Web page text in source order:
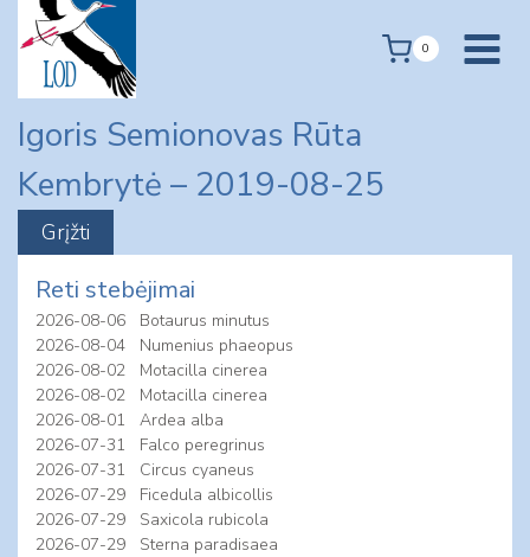
content
0
Igoris Semionovas Rūta
Kembrytė – 2019-08-25
Reti stebėjimai
2026-08-06
Botaurus minutus
2026-08-04
Numenius phaeopus
2026-08-02
Motacilla cinerea
2026-08-02
Motacilla cinerea
2026-08-01
Ardea alba
2026-07-31
Falco peregrinus
2026-07-31
Circus cyaneus
2026-07-29
Ficedula albicollis
2026-07-29
Saxicola rubicola
2026-07-29
Sterna paradisaea